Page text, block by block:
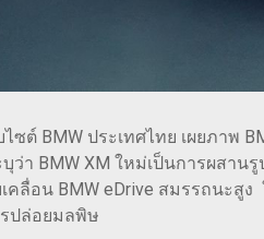
ไซต์ BMW ประเทศไทย เผยภาพ
บุว่า BMW XM ใหม่เป็นการผสา
คลื่อน BMW eDrive สมรรถนะสูง
ปล่อยมลพิษ